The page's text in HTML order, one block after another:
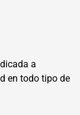
a
en todo tipo de